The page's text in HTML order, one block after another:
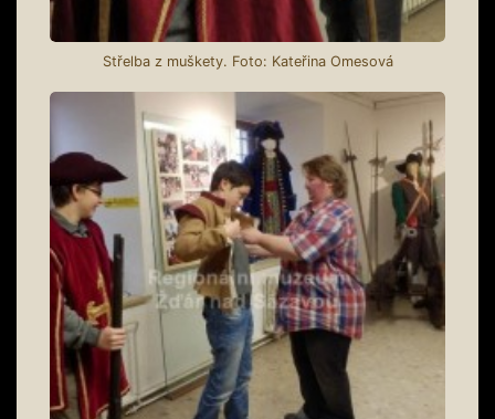
Střelba z muškety. Foto: Kateřina Omesová